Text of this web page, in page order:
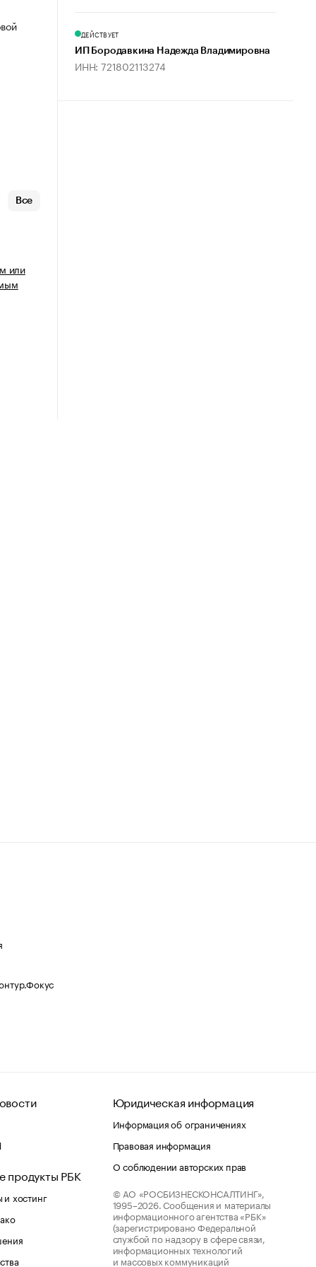
Все
или
ДЕЙСТВУЕТ
ИП Бородавкина Надежда Владимировна
ИНН: 721802113274
продукты РБК
хостинг
Юридическая информация
Информация об ограничениях
Правовая информация
О соблюдении авторских прав
© АО «РОСБИЗНЕСКОНСАЛТИНГ»,
1995–2026. Сообщения и материалы
информационного агентства «РБК»
(зарегистрировано Федеральной
службой по надзору в сфере связи,
информационных технологий
и массовых коммуникаций